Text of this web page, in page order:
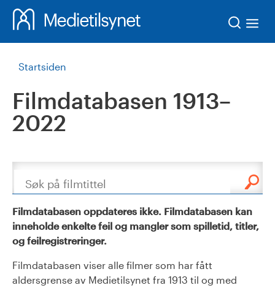
Startsiden
Filmdatabasen 1913–
2022
Søk
Filmdatabasen oppdateres ikke. Filmdatabasen kan
inneholde enkelte feil og mangler som spilletid, titler,
og feilregistreringer.
Filmdatabasen viser alle filmer som har fått
aldersgrense av Medietilsynet fra 1913 til og med